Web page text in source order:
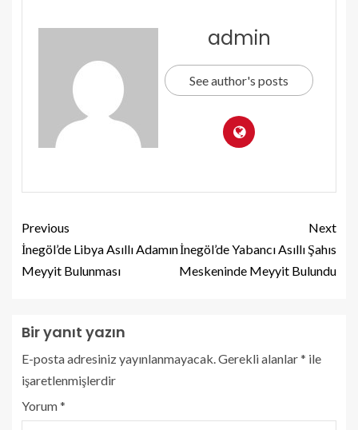
admin
See author's posts
Previous
İnegöl’de Libya Asıllı Adamın
Meyyit Bulunması
Next
İnegöl’de Yabancı Asıllı Şahıs
Meskeninde Meyyit Bulundu
Bir yanıt yazın
E-posta adresiniz yayınlanmayacak.Gerekli alanlar* ile
işaretlenmişlerdir
Yorum*